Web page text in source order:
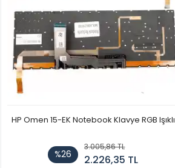
HP Omen 15-EK Notebook Klavye RGB Işıklı
%26
3.005,86 TL
2.226,35 TL